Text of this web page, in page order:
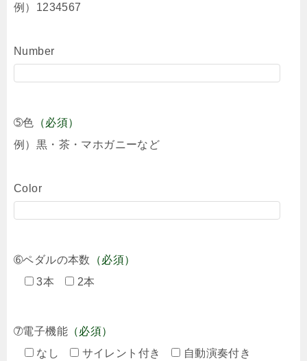
例）1234567
Number
➄色 （必須）
例）黒・茶・マホガニーなど
Color
➅ペダルの本数
（必須）
3本
2本
➆電子機能 （必須）
なし
サイレント付き 自動演奏付き